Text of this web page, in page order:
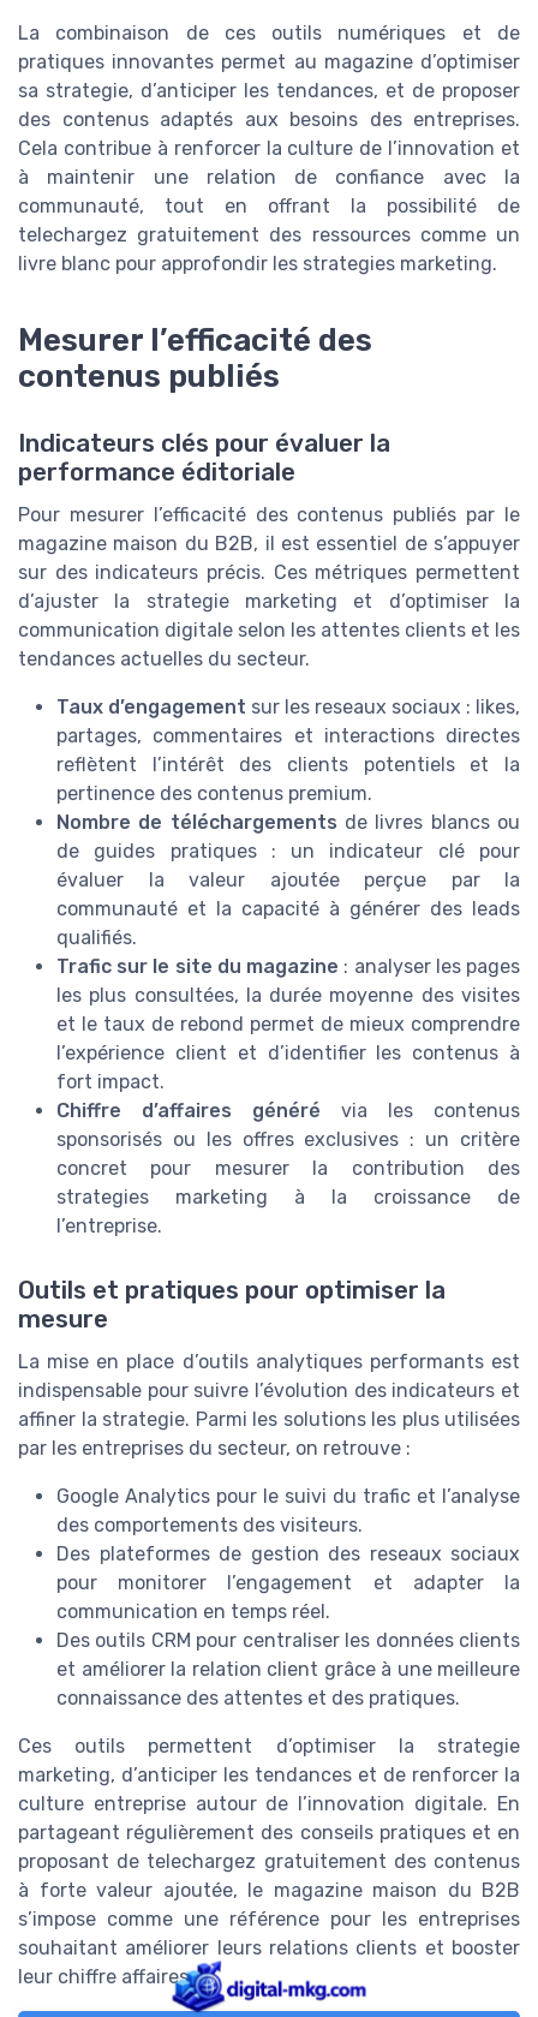
La combinaison de ces outils numériques et de
pratiques innovantes permet au magazine d’optimiser
sa strategie, d’anticiper les tendances, et de proposer
des contenus adaptés aux besoins des entreprises.
Cela contribue à renforcer la culture de l’innovation et
à maintenir une relation de confiance avec la
communauté, tout en offrant la possibilité de
telechargez gratuitement des ressources comme un
livre blanc pour approfondir les strategies marketing.
Mesurer l’efficacité des
contenus publiés
Indicateurs clés pour évaluer la
performance éditoriale
Pour mesurer l’efficacité des contenus publiés par le
magazine maison du B2B, il est essentiel de s’appuyer
sur des indicateurs précis. Ces métriques permettent
d’ajuster la strategie marketing et d’optimiser la
communication digitale selon les attentes clients et les
tendances actuelles du secteur.
Taux d’engagement sur les reseaux sociaux : likes,
partages, commentaires et interactions directes
reflètent l’intérêt des clients potentiels et la
pertinence des contenus premium.
Nombre de téléchargements de livres blancs ou
de guides pratiques : un indicateur clé pour
évaluer la valeur ajoutée perçue par la
communauté et la capacité à générer des leads
qualifiés.
Trafic sur le site du magazine : analyser les pages
les plus consultées, la durée moyenne des visites
et le taux de rebond permet de mieux comprendre
l’expérience client et d’identifier les contenus à
fort impact.
Chiffre d’affaires généré via les contenus
sponsorisés ou les offres exclusives : un critère
concret pour mesurer la contribution des
strategies marketing à la croissance de
l’entreprise.
Outils et pratiques pour optimiser la
mesure
La mise en place d’outils analytiques performants est
indispensable pour suivre l’évolution des indicateurs et
affiner la strategie. Parmi les solutions les plus utilisées
par les entreprises du secteur, on retrouve :
Google Analytics pour le suivi du trafic et l’analyse
des comportements des visiteurs.
Des plateformes de gestion des reseaux sociaux
pour monitorer l’engagement et adapter la
communication en temps réel.
Des outils CRM pour centraliser les données clients
et améliorer la relation client grâce à une meilleure
connaissance des attentes et des pratiques.
Ces outils permettent d’optimiser la strategie
marketing, d’anticiper les tendances et de renforcer la
culture entreprise autour de l’innovation digitale. En
partageant régulièrement des conseils pratiques et en
proposant de telechargez gratuitement des contenus
à forte valeur ajoutée, le magazine maison du B2B
s’impose comme une référence pour les entreprises
souhaitant améliorer leurs relations clients et booster
leur chiffre affaires.